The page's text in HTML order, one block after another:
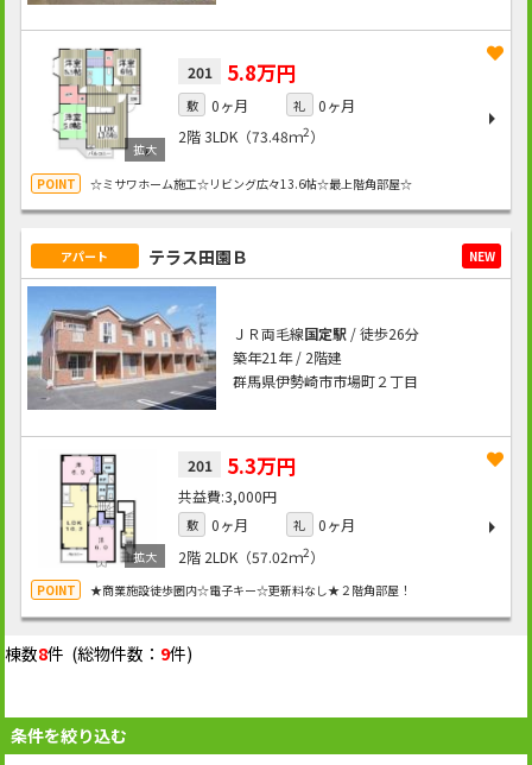
201 5.8万円
敷 0ヶ月 礼
0ヶ月
2階3LDK（73.48ｍ2）
☆ミサワホーム施工☆リビング広々13.6帖☆最上階角部屋☆
アパート テラス田園Ｂ NEW
ＪＲ両毛線国定駅/ 徒歩26分
築年21年 / 2階建
群馬県伊勢崎市市場町２丁目
201 5.3万円
3,000円
敷 0ヶ月 礼
0ヶ月
2階 2LDK（57.02ｍ2）
★商業施設徒歩圏内☆電子キー☆更新料なし★２階角部屋！
棟数8件 (総物件数： 9件)
条件を絞り込む